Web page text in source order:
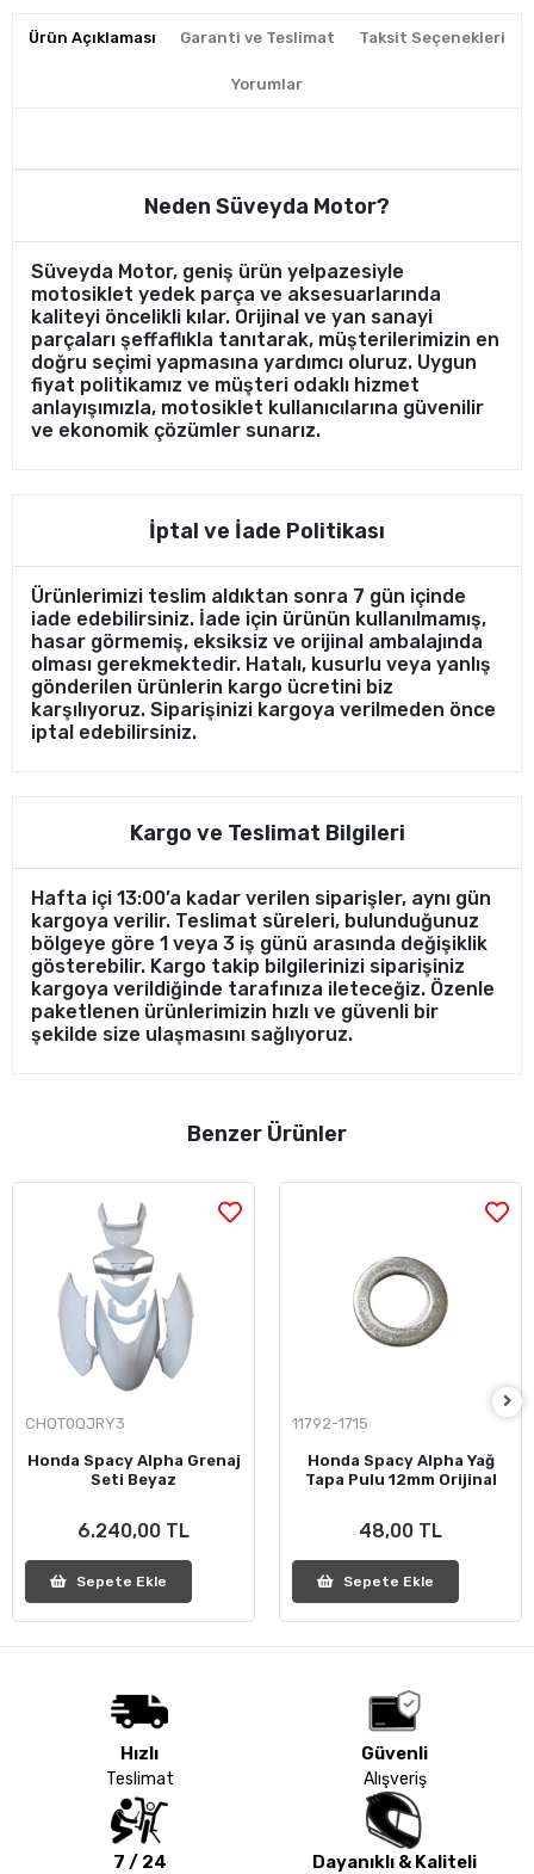
Ürün Açıklaması Garanti ve Teslimat Taksit Seçenekleri
Yorumlar
Neden Süveyda Motor?
Süveyda Motor, geniş ürün yelpazesiyle
motosiklet yedek parça ve aksesuarlarında
kaliteyi öncelikli kılar. Orijinal ve yan sanayi
parçaları şeffaflıkla tanıtarak, müşterilerimizin en
doğru seçimi yapmasına yardımcı oluruz. Uygun
fiyat politikamız ve müşteri odaklı hizmet
anlayışımızla, motosiklet kullanıcılarına güvenilir
ve ekonomik çözümler sunarız.
İptal ve İade Politikası
Ürünlerimizi teslim aldıktan sonra 7 gün içinde
iade edebilirsiniz. İade için ürünün kullanılmamış,
hasar görmemiş, eksiksiz ve orijinal ambalajında
olması gerekmektedir. Hatalı, kusurlu veya yanlış
gönderilen ürünlerin kargo ücretini biz
karşılıyoruz. Siparişinizi kargoya verilmeden önce
iptal edebilirsiniz.
Kargo ve Teslimat Bilgileri
Hafta içi 13:00’a kadar verilen siparişler, aynı gün
kargoya verilir. Teslimat süreleri, bulunduğunuz
bölgeye göre 1 veya 3 iş günü arasında değişiklik
gösterebilir. Kargo takip bilgilerinizi siparişiniz
kargoya verildiğinde tarafınıza ileteceğiz. Özenle
paketlenen ürünlerimizin hızlı ve güvenli bir
şekilde size ulaşmasını sağlıyoruz.
Benzer Ürünler
CHOT0QJRY3
Honda Spacy Alpha Grenaj
Seti Beyaz
6.240,00 TL
Sepete Ekle
11792-1715
Honda Spacy Alpha Yağ
Tapa Pulu 12mm Orijinal
48,00 TL
Sepete Ekle
Hızlı
Teslimat
Güvenli
Alışveriş
7 / 24 Dayanıklı & Kaliteli